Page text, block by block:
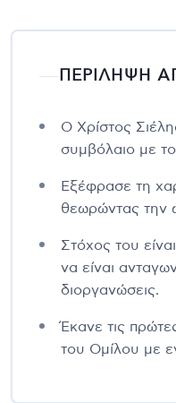
ΠΕΡΙΛΗΨΗ
Ο Χρίστος
συμβόλαιο με
Εξέφρασε τη
θεωρώντας την
Στόχος του
να είναι
διοργανώσεις.
Έκανε τις
του Ομίλου με